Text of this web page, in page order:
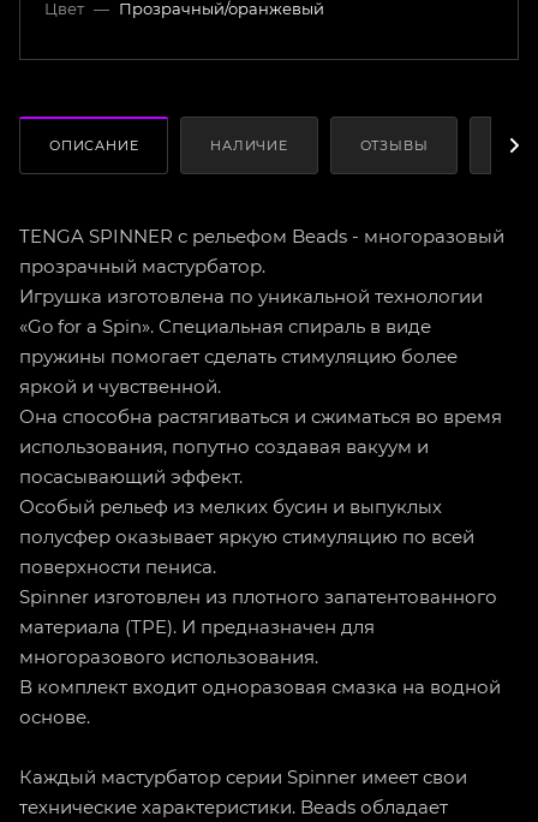
Цвет — Прозрачный/оранжевый
ОПИСАНИЕ НАЛИЧИЕ ОТЗЫВЫ
TENGA SPINNER с рельефом Beads - многоразовый
прозрачный мастурбатор.
Игрушка изготовлена по уникальной технологии
«Go for a Spin». Специальная спираль в виде
пружины помогает сделать стимуляцию более
яркой и чувственной.
Она способна растягиваться и сжиматься во время
использования, попутно создавая вакуум и
посасывающий эффект.
Особый рельеф из мелких бусин и выпуклых
полусфер оказывает яркую стимуляцию по всей
поверхности пениса.
Spinner изготовлен из плотного запатентованного
материала (TPE). И предназначен для
многоразового использования.
В комплект входит одноразовая смазка на водной
основе.
Каждый мастурбатор серии Spinner имеет свои
технические характеристики. Beads обладает